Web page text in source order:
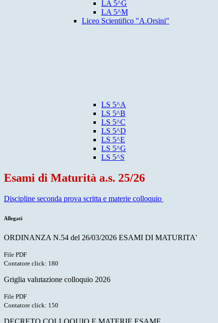
LA 5^G
LA 5^M
Liceo Scientifico "A.Orsini"
LS 5^A
LS 5^B
LS 5^C
LS 5^D
LS 5^E
LS 5^G
LS 5^S
Esami di Maturità a.s. 25/26
Discipline seconda prova scritta e materie colloquio
Allegati
ORDINANZA N.54 del 26/03/2026 ESAMI DI MATURITA'
File PDF
Contatore click: 180
Griglia valutazione colloquio 2026
File PDF
Contatore click: 150
DECRETO COLLOQUIO E MATERIE ESAME